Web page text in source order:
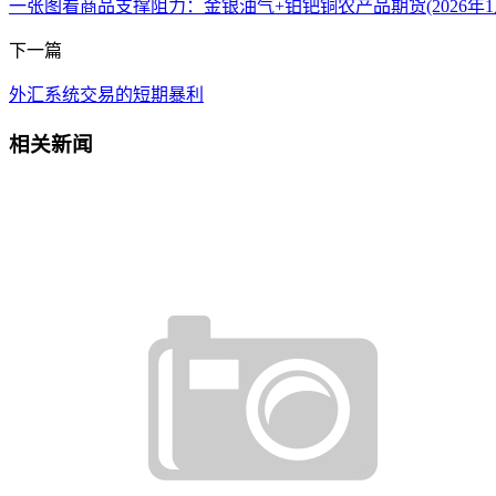
一张图看商品支撑阻力：金银油气+铂钯铜农产品期货(2026年
下一篇
外汇系统交易的短期暴利
相关新闻